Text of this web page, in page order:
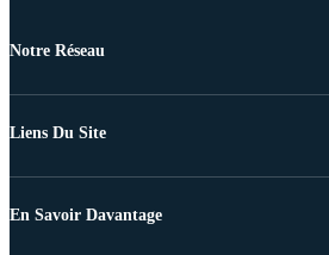
Notre Réseau
Liens Du Site
En Savoir Davantage